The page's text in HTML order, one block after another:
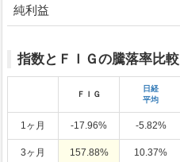
純利益
指数とＦＩＧの騰落率比較
ＦＩＧ
日経
平均
1ヶ月 -17.96% -5.82%
3ヶ月 157.88% 10.37%